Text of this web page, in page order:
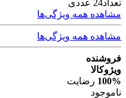
تعداد24 عددی
مشاهده همه ویژگی‌ها
مشاهده همه ویژگی‌ها
فروشنده
ویژوکالا
100% رضایت
ناموجود